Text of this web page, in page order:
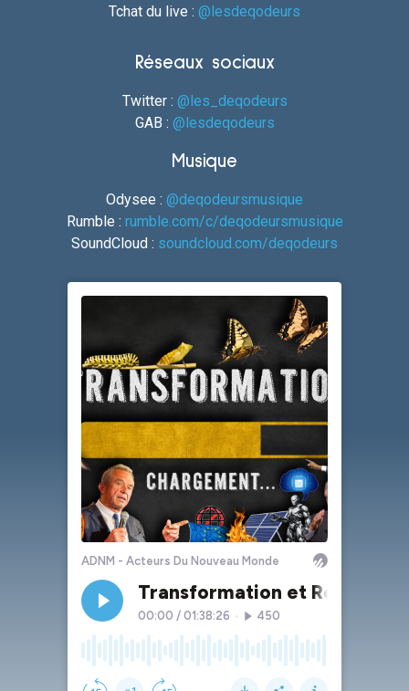
Tchat du live : @lesdeqodeurs
Réseaux sociaux
Twitter : @les_deqodeurs
GAB : @lesdeqodeurs
Musique
Odysee : @deqodeursmusique
Rumble : rumble.com/c/deqodeursmusique
SoundCloud : soundcloud.com/deqodeurs